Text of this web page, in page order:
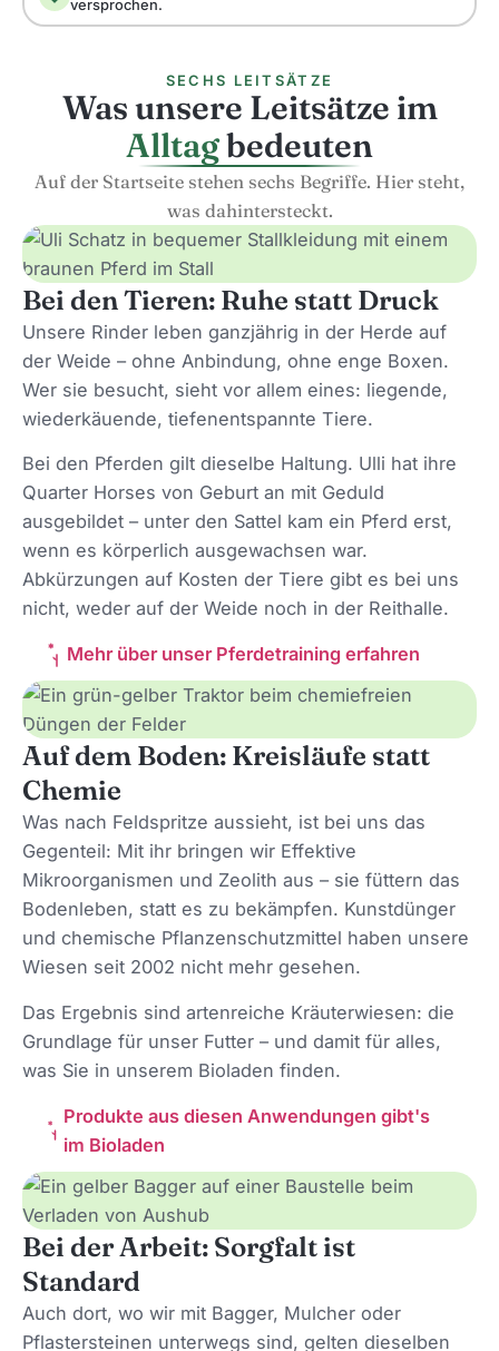
versprochen.
SECHS LEITSÄTZE
Was unsere Leitsätze im
Alltagbedeuten
Auf der Startseite stehen sechs Begriffe. Hier steht,
was dahintersteckt.
Bei den Tieren: Ruhe statt Druck
Unsere Rinder leben ganzjährig in der Herde auf
der Weide – ohne Anbindung, ohne enge Boxen.
Wer sie besucht, sieht vor allem eines: liegende,
wiederkäuende, tiefenentspannte Tiere.
Bei den Pferden gilt dieselbe Haltung. Ulli hat ihre
Quarter Horses von Geburt an mit Geduld
ausgebildet – unter den Sattel kam ein Pferd erst,
wenn es körperlich ausgewachsen war.
Abkürzungen auf Kosten der Tiere gibt es bei uns
nicht, weder auf der Weide noch in der Reithalle.
Mehr über unser Pferdetraining erfahren
Auf dem Boden: Kreisläufe statt
Chemie
Was nach Feldspritze aussieht, ist bei uns das
Gegenteil: Mit ihr bringen wir Effektive
Mikroorganismen und Zeolith aus – sie füttern das
Bodenleben, statt es zu bekämpfen. Kunstdünger
und chemische Pflanzenschutzmittel haben unsere
Wiesen seit 2002 nicht mehr gesehen.
Das Ergebnis sind artenreiche Kräuterwiesen: die
Grundlage für unser Futter – und damit für alles,
was Sie in unserem Bioladen finden.
Produkte aus diesen Anwendungen gibt's
im Bioladen
Bei der Arbeit: Sorgfalt ist
Standard
Auch dort, wo wir mit Bagger, Mulcher oder
Pflastersteinen unterwegs sind, gelten dieselben